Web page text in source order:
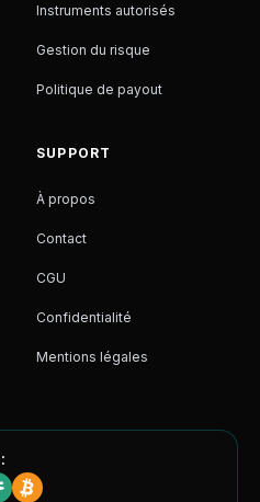
Instruments autorisés
Gestion du risque
Politique de payout
SUPPORT
À propos
Contact
CGU
Confidentialité
Mentions légales